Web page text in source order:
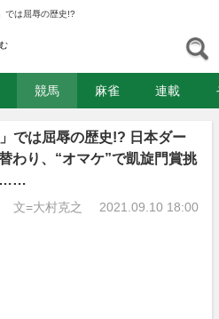
では屈辱の歴史!?
競馬 麻雀 連載
では屈辱の歴史!? 日本ダー
わり、“オマケ”で凱旋門賞挑
……
文=大村克之 2021.09.10 18:00